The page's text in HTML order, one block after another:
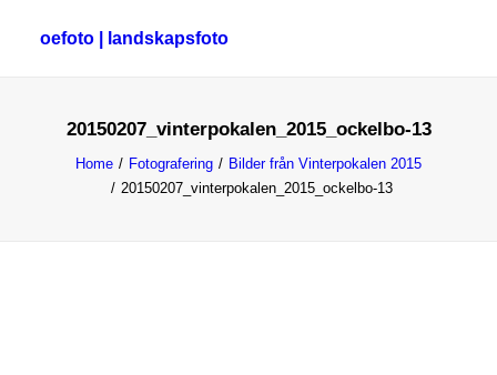
oefoto | landskapsfoto
HEM20150207_vinterpokalen_2015_ockelbo-13
Home Fotografering
Bilder från Vinterpokalen 2015
20150207_vinterpokalen_2015_ockelbo-13